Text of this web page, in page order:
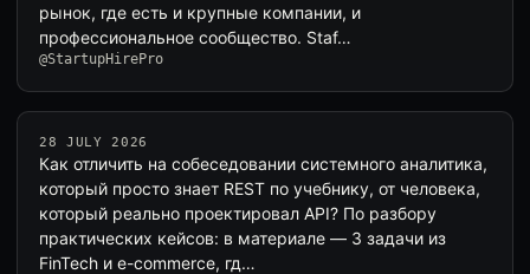
рынок, где есть и крупные компании, и
профессиональное сообщество. Staf…
@StartupHirePro
28 JULY 2026
Как отличить на собеседовании системного аналитика,
который просто знает REST по учебнику, от человека,
который реально проектировал API? По разбору
практических кейсов: в материале — 3 задачи из
FinTech и e-commerce, гд…